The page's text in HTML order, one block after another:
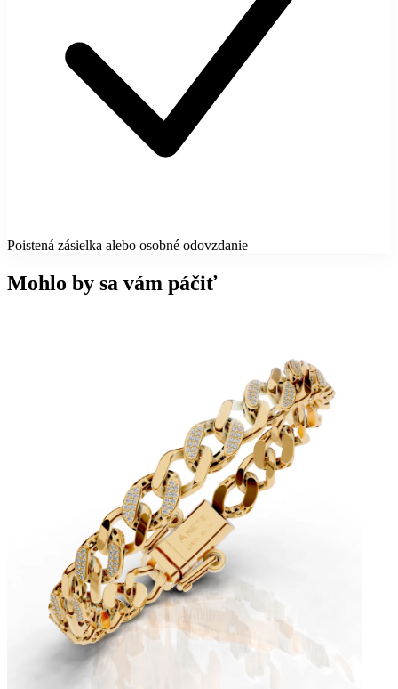
Poistená zásielka alebo osobné odovzdanie
Mohlo by sa vám páčiť